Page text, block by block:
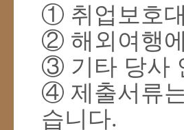
① 취업보호
② 해외여행
③ 기타 당사
④ 제출서류
습니다.